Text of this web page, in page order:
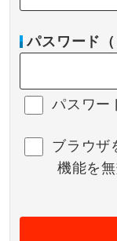
パスワード
パスワー
ブラウザ
機能を